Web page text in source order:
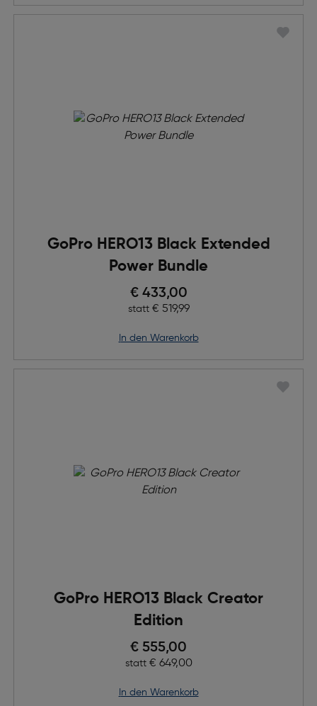
GoPro HERO13 Black Extended
Power Bundle
Preis nach Rabatts
€ 433,00
statt Ursprünglicher Preis
€ 519,99
in den Warenkorb
GoPro HERO13 Black Creator
Edition
Preis nach Rabatts
€ 555,00
statt Ursprünglicher Preis
€ 649,00
in den Warenkorb